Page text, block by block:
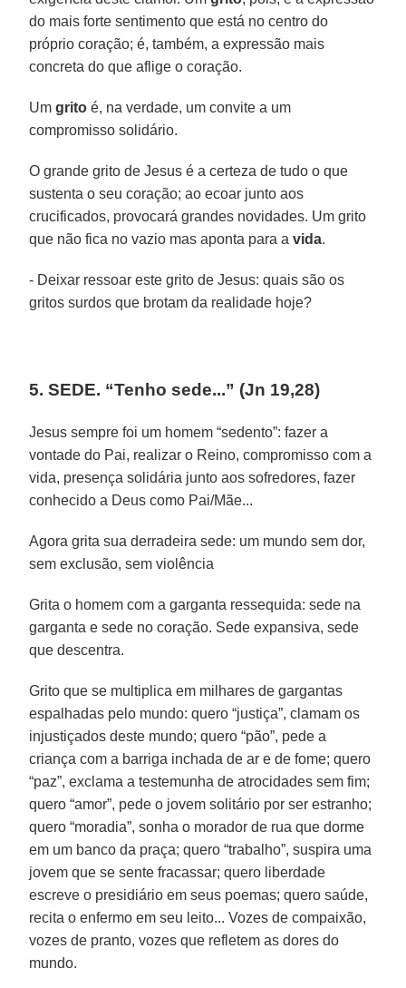
do mais forte sentimento que está no centro do
próprio coração; é, também, a expressão mais
concreta do que aflige o coração.
Umgrito é, na verdade, um convite a um
compromisso solidário.
O grande grito de Jesus é a certeza de tudo o que
sustenta o seu coração; ao ecoar junto aos
crucificados, provocará grandes novidades. Um grito
que não fica no vazio mas aponta para avida.
- Deixar ressoar este grito de Jesus: quais são os
gritos surdos que brotam da realidade hoje?
5. SEDE. “Tenho sede...” (Jn 19,28)
Jesus sempre foi um homem “sedento”: fazer a
vontade do Pai, realizar o Reino, compromisso com a
vida, presença solidária junto aos sofredores, fazer
conhecido a Deus como Pai/Mãe...
Agora grita sua derradeira sede: um mundo sem dor,
sem exclusão, sem violência
Grita o homem com a garganta ressequida: sede na
garganta e sede no coração. Sede expansiva, sede
que descentra.
Grito que se multiplica em milhares de gargantas
espalhadas pelo mundo: quero “justiça”, clamam os
injustiçados deste mundo; quero “pão”, pede a
criança com a barriga inchada de ar e de fome; quero
“paz”, exclama a testemunha de atrocidades sem fim;
quero “amor”, pede o jovem solitário por ser estranho;
quero “moradia”, sonha o morador de rua que dorme
em um banco da praça; quero “trabalho”, suspira uma
jovem que se sente fracassar; quero liberdade
escreve o presidiário em seus poemas; quero saúde,
recita o enfermo em seu leito... Vozes de compaixão,
vozes de pranto, vozes que refletem as dores do
mundo.